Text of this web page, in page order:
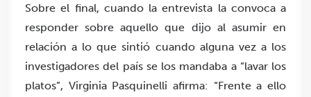
Sobre el final, cuando la entrevista la convoca a
responder sobre aquello que dijo al asumir en
relación a lo que sintió cuando alguna vez a los
investigadores del país se los mandaba a “lavar los
platos”, Virginia Pasquinelli afirma: “Frente a ello